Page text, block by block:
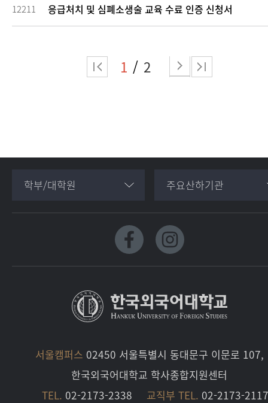
12211 응급처치 및 심폐소생술 교육 수료 인증 신청서
1 2
학부/대학원 주요산하기관
서울캠퍼스 02450 서울특별시 동대문구 이문로 107,
한국외국어대학교 학사종합지원센터
TEL. 02-2173-2338 교직부 TEL. 02-2173-